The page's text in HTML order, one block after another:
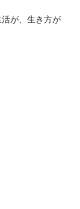
が、生き方が